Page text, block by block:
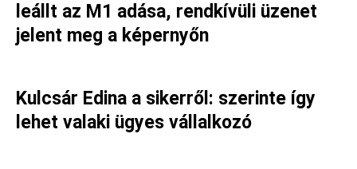
leállt az M1 adása, rendkívüli üzenet
jelent meg a képernyőn
Kulcsár Edina a sikerről: szerinte így
lehet valaki ügyes vállalkozó